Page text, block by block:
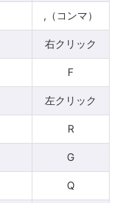
,（コンマ）
右クリック
F
左クリック
R
G
Q